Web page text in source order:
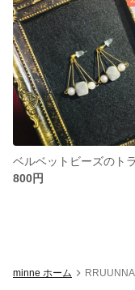
800円
minne ホーム